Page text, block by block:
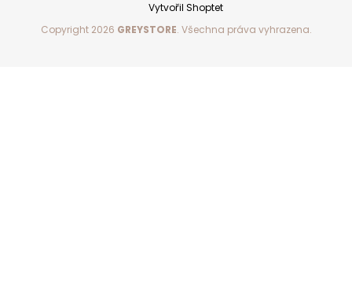
Vytvořil Shoptet
Copyright 2026 GREYSTORE. Všechna práva vyhrazena.